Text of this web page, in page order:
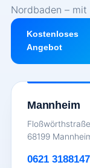
Nordbaden –
Kostenloses
Angebot
Mannheim
68199
0621 3188147